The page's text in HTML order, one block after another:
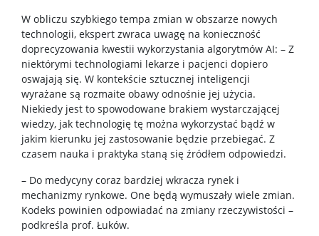
W obliczu szybkiego tempa zmian w obszarze nowych
technologii, ekspert zwraca uwagę na konieczność
doprecyzowania kwestii wykorzystania algorytmów AI: – Z
niektórymi technologiami lekarze i pacjenci dopiero
oswajają się. W kontekście sztucznej inteligencji
wyrażane są rozmaite obawy odnośnie jej użycia.
Niekiedy jest to spowodowane brakiem wystarczającej
wiedzy, jak technologię tę można wykorzystać bądź w
jakim kierunku jej zastosowanie będzie przebiegać. Z
czasem nauka i praktyka staną się źródłem odpowiedzi.
– Do medycyny coraz bardziej wkracza rynek i
mechanizmy rynkowe. One będą wymuszały wiele zmian.
Kodeks powinien odpowiadać na zmiany rzeczywistości –
podkreśla prof. Łuków.